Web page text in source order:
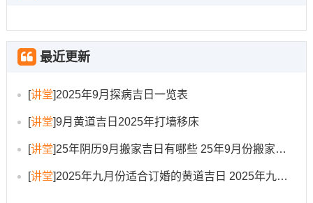
干支位戊戌。宜嫁娶、纳采、祭祀、解除等...代表着天命
但冲龙煞北，属龙者慎用。
有三个极佳得时辰段非常适合举行订婚仪式：
最近更新
[讲堂]2025年9月探病吉日一览表
[讲堂]9月黄道吉日2025年打墙移床
[讲堂]25年阴历9月搬家吉日有哪些 25年9月份搬家良辰吉日老黄历
[讲堂]2025年九月份适合订婚的黄道吉日 2025年九月份发布新手机